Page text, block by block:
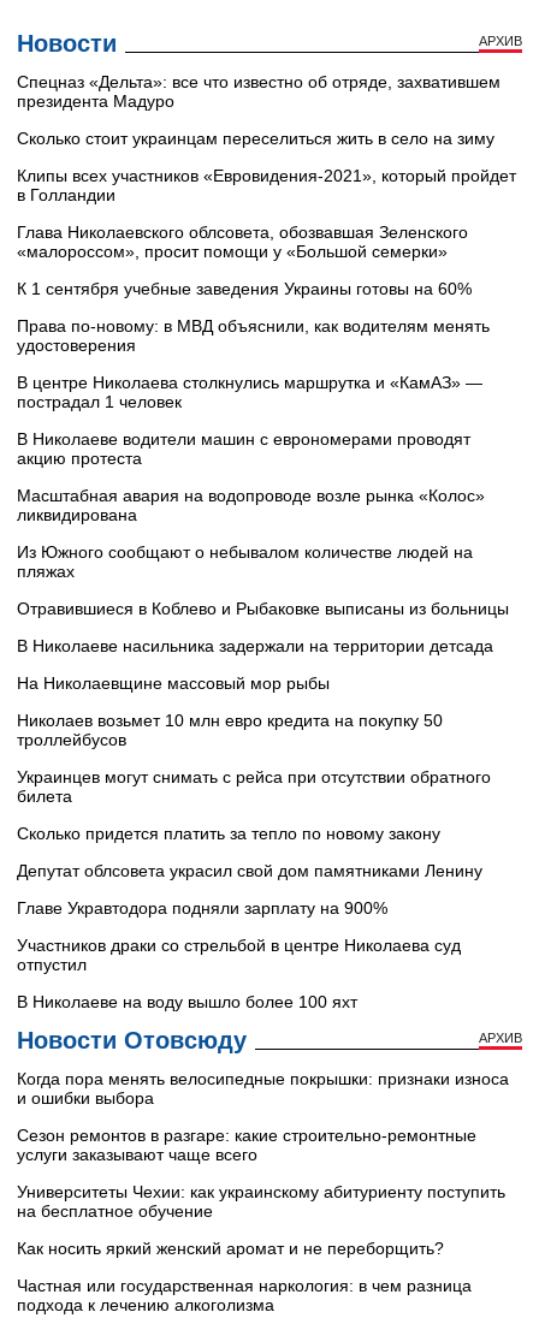
Новости АРХИВ
Cпецназ «Дельта»: все что известно об отряде, захватившем
президента Мадуро
Сколько стоит украинцам переселиться жить в село на зиму
Клипы всех участников «Евровидения-2021», который пройдет
в Голландии
Глава Николаевского облсовета, обозвавшая Зеленского
«малороссом», просит помощи у «Большой семерки»
К 1 сентября учебные заведения Украины готовы на 60%
Права по-новому: в МВД объяснили, как водителям менять
удостоверения
В центре Николаева столкнулись маршрутка и «КамАЗ» —
пострадал 1 человек
В Николаеве водители машин с еврономерами проводят
акцию протеста
Масштабная авария на водопроводе возле рынка «Колос»
ликвидирована
Из Южного сообщают о небывалом количестве людей на
пляжах
Отравившиеся в Коблево и Рыбаковке выписаны из больницы
В Николаеве насильника задержали на территории детсада
На Николаевщине массовый мор рыбы
Николаев возьмет 10 млн евро кредита на покупку 50
троллейбусов
Украинцев могут снимать с рейса при отсутствии обратного
билета
Сколько придется платить за тепло по новому закону
Депутат облсовета украсил свой дом памятниками Ленину
Главе Укравтодора подняли зарплату на 900%
Участников драки со стрельбой в центре Николаева суд
отпустил
В Николаеве на воду вышло более 100 яхт
Новости Отовсюду АРХИВ
Когда пора менять велосипедные покрышки: признаки износа
и ошибки выбора
Сезон ремонтов в разгаре: какие строительно-ремонтные
услуги заказывают чаще всего
Университеты Чехии: как украинскому абитуриенту поступить
на бесплатное обучение
Как носить яркий женский аромат и не переборщить?
Частная или государственная наркология: в чем разница
подхода к лечению алкоголизма